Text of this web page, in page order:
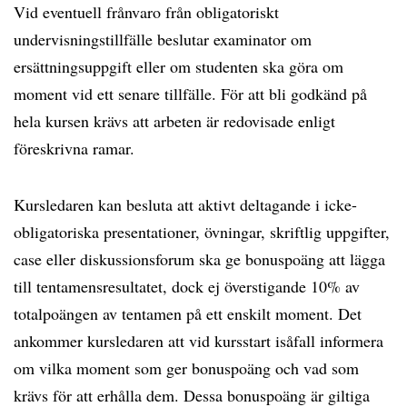
Vid eventuell frånvaro från obligatoriskt
undervisningstillfälle beslutar examinator om
ersättningsuppgift eller om studenten ska göra om
moment vid ett senare tillfälle. För att bli godkänd på
hela kursen krävs att arbeten är redovisade enligt
föreskrivna ramar.
Kursledaren kan besluta att aktivt deltagande i icke-
obligatoriska presentationer, övningar, skriftlig uppgifter,
case eller diskussionsforum ska ge bonuspoäng att lägga
till tentamensresultatet, dock ej överstigande 10% av
totalpoängen av tentamen på ett enskilt moment. Det
ankommer kursledaren att vid kursstart isåfall informera
om vilka moment som ger bonuspoäng och vad som
krävs för att erhålla dem. Dessa bonuspoäng är giltiga